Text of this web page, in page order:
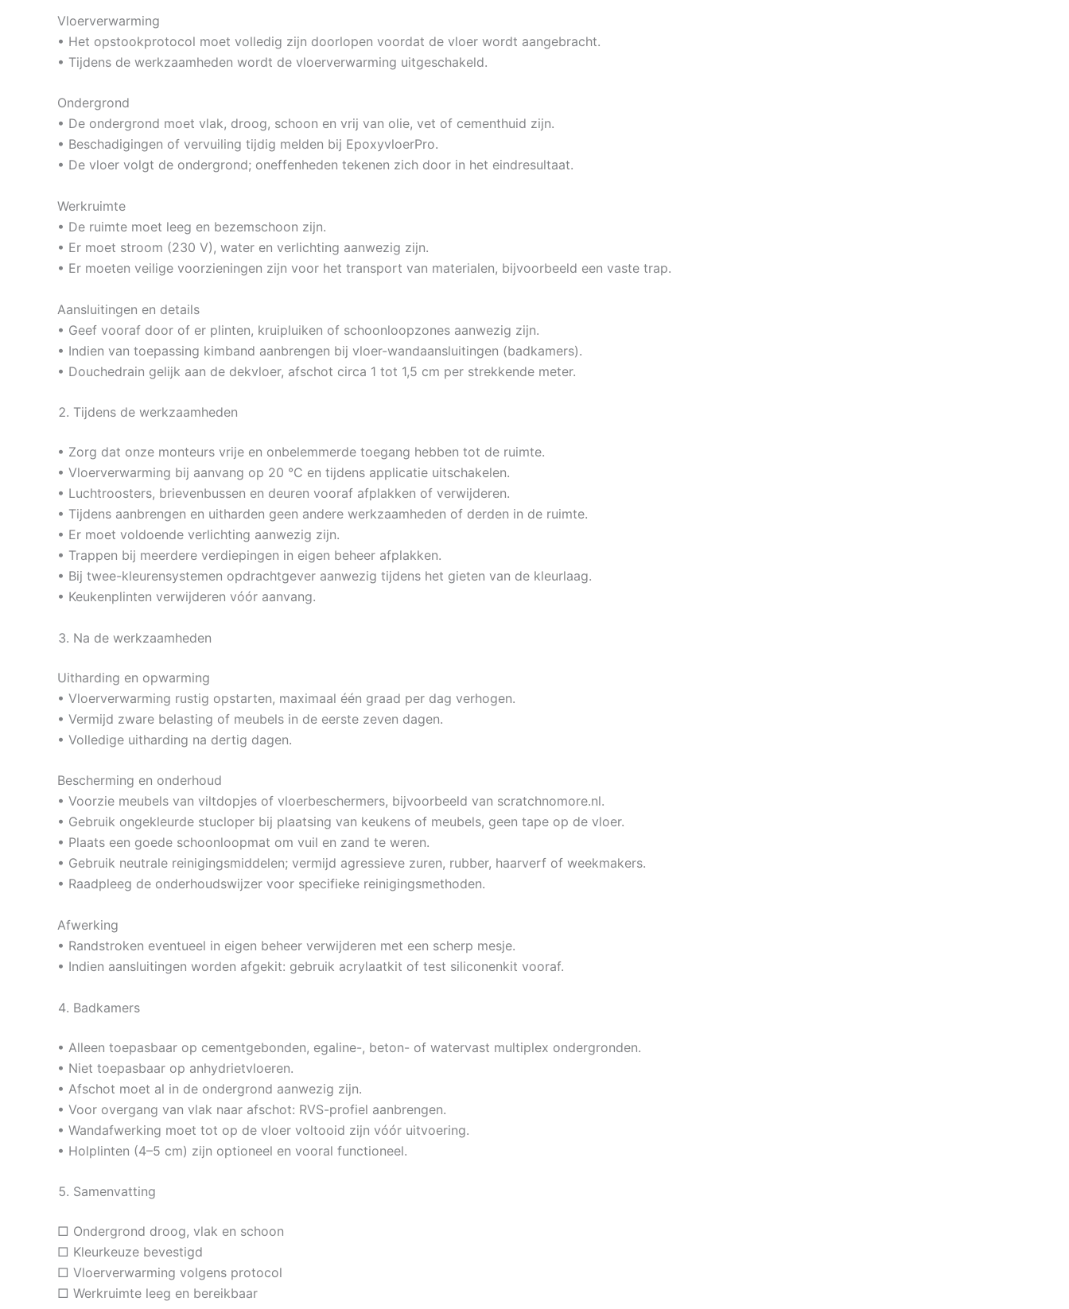
Vloerverwarming
• Het opstookprotocol moet volledig zijn doorlopen voordat de vloer wordt aangebracht.
• Tijdens de werkzaamheden wordt de vloerverwarming uitgeschakeld.
Ondergrond
• De ondergrond moet vlak, droog, schoon en vrij van olie, vet of cementhuid zijn.
• Beschadigingen of vervuiling tijdig melden bij EpoxyvloerPro.
• De vloer volgt de ondergrond; oneffenheden tekenen zich door in het eindresultaat.
Werkruimte
• De ruimte moet leeg en bezemschoon zijn.
• Er moet stroom (230 V), water en verlichting aanwezig zijn.
• Er moeten veilige voorzieningen zijn voor het transport van materialen, bijvoorbeeld een vaste trap.
Aansluitingen en details
• Geef vooraf door of er plinten, kruipluiken of schoonloopzones aanwezig zijn.
• Indien van toepassing kimband aanbrengen bij vloer-wandaansluitingen (badkamers).
• Douchedrain gelijk aan de dekvloer, afschot circa 1 tot 1,5 cm per strekkende meter.
Tijdens de werkzaamheden
• Zorg dat onze monteurs vrije en onbelemmerde toegang hebben tot de ruimte.
• Vloerverwarming bij aanvang op 20 °C en tijdens applicatie uitschakelen.
• Luchtroosters, brievenbussen en deuren vooraf afplakken of verwijderen.
• Tijdens aanbrengen en uitharden geen andere werkzaamheden of derden in de ruimte.
• Er moet voldoende verlichting aanwezig zijn.
• Trappen bij meerdere verdiepingen in eigen beheer afplakken.
• Bij twee-kleurensystemen opdrachtgever aanwezig tijdens het gieten van de kleurlaag.
• Keukenplinten verwijderen vóór aanvang.
Na de werkzaamheden
Uitharding en opwarming
• Vloerverwarming rustig opstarten, maximaal één graad per dag verhogen.
• Vermijd zware belasting of meubels in de eerste zeven dagen.
• Volledige uitharding na dertig dagen.
Bescherming en onderhoud
• Voorzie meubels van viltdopjes of vloerbeschermers, bijvoorbeeld van scratchnomore.nl.
• Gebruik ongekleurde stucloper bij plaatsing van keukens of meubels, geen tape op de vloer.
• Plaats een goede schoonloopmat om vuil en zand te weren.
• Gebruik neutrale reinigingsmiddelen; vermijd agressieve zuren, rubber, haarverf of weekmakers.
• Raadpleeg de onderhoudswijzer voor specifieke reinigingsmethoden.
Afwerking
• Randstroken eventueel in eigen beheer verwijderen met een scherp mesje.
• Indien aansluitingen worden afgekit: gebruik acrylaatkit of test siliconenkit vooraf.
Badkamers
• Alleen toepasbaar op cementgebonden, egaline-, beton- of watervast multiplex ondergronden.
• Niet toepasbaar op anhydrietvloeren.
• Afschot moet al in de ondergrond aanwezig zijn.
• Voor overgang van vlak naar afschot: RVS-profiel aanbrengen.
• Wandafwerking moet tot op de vloer voltooid zijn vóór uitvoering.
• Holplinten (4–5 cm) zijn optioneel en vooral functioneel.
Samenvatting
□ Ondergrond droog, vlak en schoon
□ Kleurkeuze bevestigd
□ Vloerverwarming volgens protocol
□ Werkruimte leeg en bereikbaar